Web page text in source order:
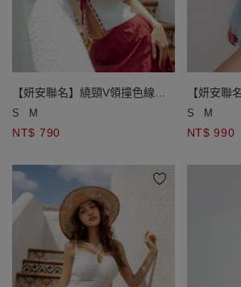
【妍安聯名】繞頸V領撞色線條
雙綁帶開襟羅紋針織背心
S M
NT$ 790
【妍安聯
空傘擺連
S M
NT$ 990